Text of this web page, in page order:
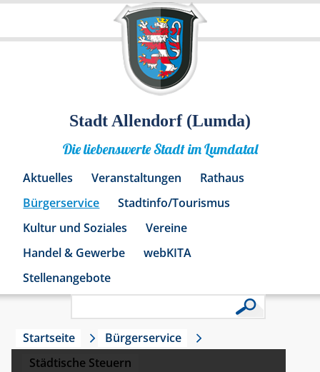
Stadt Allendorf (Lumda)
Die liebenswerte Stadt im Lumdatal
Aktuelles Veranstaltungen
Rathaus
Bürgerservice
Stadtinfo/Tourismus
Kultur und Soziales
Vereine
Handel & Gewerbe
webKITA
Stellenangebote
Startseite
Bürgerservice
Städtische Steuern